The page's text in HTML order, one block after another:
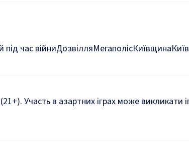
час війниДозвілляМегаполісКиївщина
Участь в азартних іграх може викликати